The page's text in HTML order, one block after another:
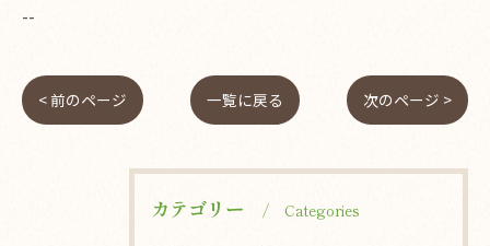
--
< 前のページ 一覧に戻る 次のページ >
カテゴリー Categories